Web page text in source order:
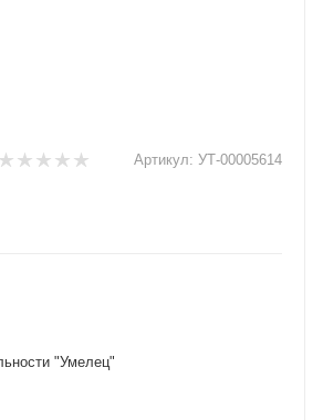
Артикул: УТ-00005614
"Умелец"
любого банка
с вашей карты